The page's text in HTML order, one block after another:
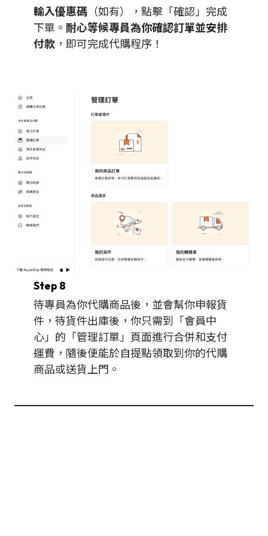
輸入優惠碼 （如有），點擊「確認」完成
下單。 耐心等候專員為你確認訂單並安排
付款 ，即可完成代購程序！
Step 8
待專員為你代購商品後，並會幫你申報貨
件，待貨件出庫後，你只需到「會員中
心」的「管理訂單」頁面進行合併和支付
運費，隨後便能於自提點領取到你的代購
商品或送貨上門。